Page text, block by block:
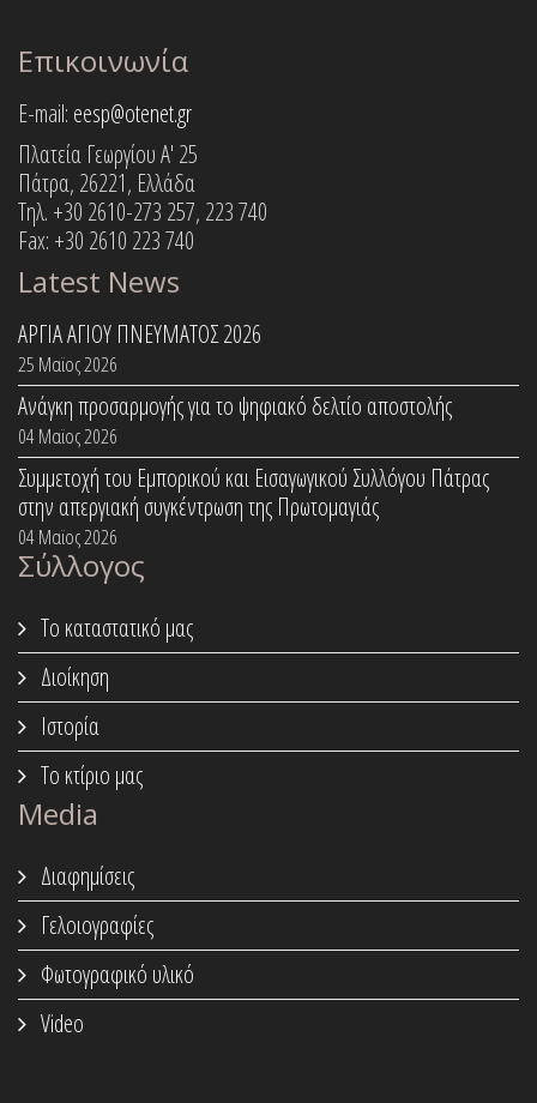
Επικοινωνία
E-mail: eesp@otenet.gr
Πλατεία Γεωργίου Α' 25
Πάτρα, 26221, Ελλάδα
Τηλ. +30 2610-273 257, 223 740
Fax: +30 2610 223 740
Latest News
ΑΡΓΙΑ ΑΓΙΟΥ ΠΝΕΥΜΑΤΟΣ 2026
25 Μαϊος 2026
Ανάγκη προσαρμογής για το ψηφιακό δελτίο αποστολής
04 Μαϊος 2026
Συμμετοχή του Εμπορικού και Εισαγωγικού Συλλόγου Πάτρας
στην απεργιακή συγκέντρωση της Πρωτομαγιάς
04 Μαϊος 2026
Σύλλογος
Το καταστατικό μας
Διοίκηση
Ιστορία
Το κτίριο μας
Media
Διαφημίσεις
Γελοιογραφίες
Φωτογραφικό υλικό
Video